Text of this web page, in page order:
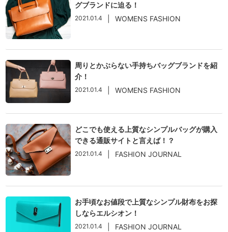
グブランドに迫る！
2021.01.4 WOMENS FASHION
周りとかぶらない手持ちバッグブランドを紹
介！
2021.01.4 WOMENS FASHION
どこでも使える上質なシンプルバッグが購入
できる通販サイトと言えば！？
2021.01.4 FASHION JOURNAL
お手頃なお値段で上質なシンプル財布をお探
しならエルシオン！
2021.01.4 FASHION JOURNAL